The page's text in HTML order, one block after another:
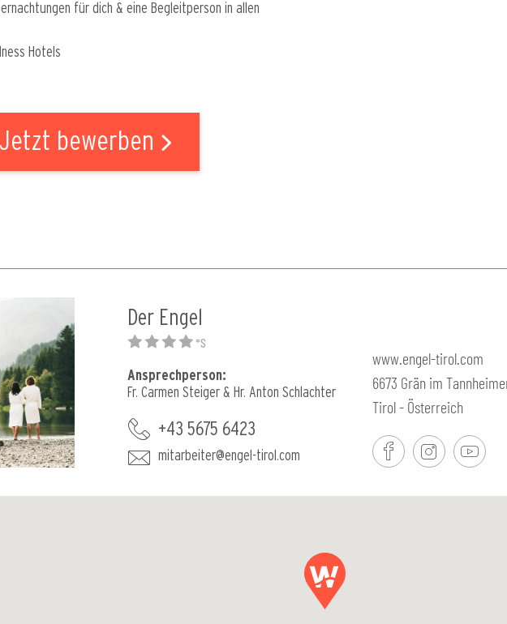
für dich & eine Begleitperson in allen
Hotels
Jetzt bewerben
Der Engel
*S
Ansprechperson:
Fr. Carmen Steiger & Hr. Anton Schlachter
+43 5675 6423
mitarbeiter@engel-tirol.com
www.engel-tirol.com
6673 Grän im
Tirol - Österreich